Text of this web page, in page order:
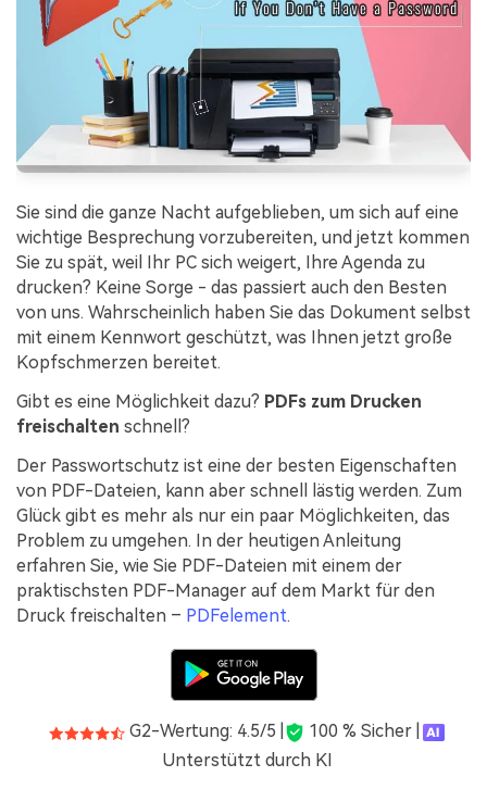
PDF OCR
PDF-Daten extrahieren
PDF freigeben
eSign PDFs rechtmäßig Neu
Bildung
IT-Dienstleistung
Rechtliches
Gesundheitswesen
Regierung
Veröffentlichung
Freiberufler
Alle PDF-Funktionen
Kontakt zum Support
Was ist NEU
Benutzerhandbuch
PDFelement für Windows
PDFelement für iOS
PDFelement für Android
Mehr erfahren
Bewertungen
Sehen Sie, was unsere Nutzer sagen.
Kostenlose PDF-Vorlagen
PDF-Wissen
PDF-bezogene Informationen, die Sie benötigen.
Download-Zentrum
Laden Sie die leistungsstärksten und einfachsten PDF-Tools
Sie sind die ganze Nacht aufgeblieben, um sich auf eine
wichtige Besprechung vorzubereiten, und jetzt kommen
Sie zu spät, weil Ihr PC sich weigert, Ihre Agenda zu
drucken? Keine Sorge - das passiert auch den Besten
von uns. Wahrscheinlich haben Sie das Dokument selbst
mit einem Kennwort geschützt, was Ihnen jetzt große
Kopfschmerzen bereitet.
Gibt es eine Möglichkeit dazu? PDFs zum Drucken
freischalten schnell?
Der Passwortschutz ist eine der besten Eigenschaften
von PDF-Dateien, kann aber schnell lästig werden. Zum
Glück gibt es mehr als nur ein paar Möglichkeiten, das
Problem zu umgehen. In der heutigen Anleitung
erfahren Sie, wie Sie PDF-Dateien mit einem der
praktischsten PDF-Manager auf dem Markt für den
Druck freischalten – PDFelement.
G2-Wertung: 4.5/5 |
100 % Sicher |
Unterstützt durch KI